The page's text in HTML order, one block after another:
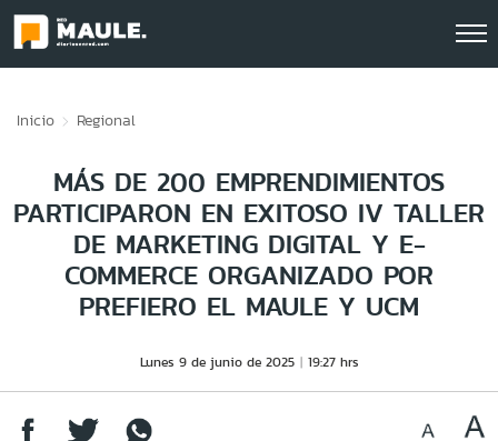
Inicio Regional
MÁS DE 200 EMPRENDIMIENTOS
PARTICIPARON EN EXITOSO IV TALLER
DE MARKETING DIGITAL Y E-
COMMERCE ORGANIZADO POR
PREFIERO EL MAULE Y UCM
Lunes 9 de junio de 2025 19:27 hrs